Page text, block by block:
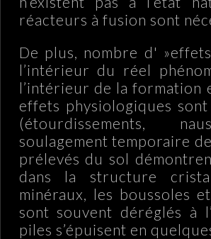
réacteurs à fusion sont
De plus, nombre d'
l’intérieur du réel
l’intérieur de la formation
effets physiologiques
(étourdissements,
soulagement temporaire
prélevés du sol
dans la structure
minéraux, les boussoles
sont souvent déréglés à
piles s’épuisent en